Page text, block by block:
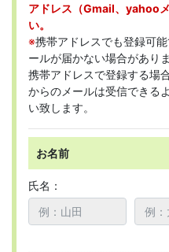
アドレス（Gmail、yahoo
い。
※携帯アドレスでも登録可
ールが届かない場合がありま
携帯アドレスで登録する場
からのメールは受信できる
い致します。
お名前
氏名：